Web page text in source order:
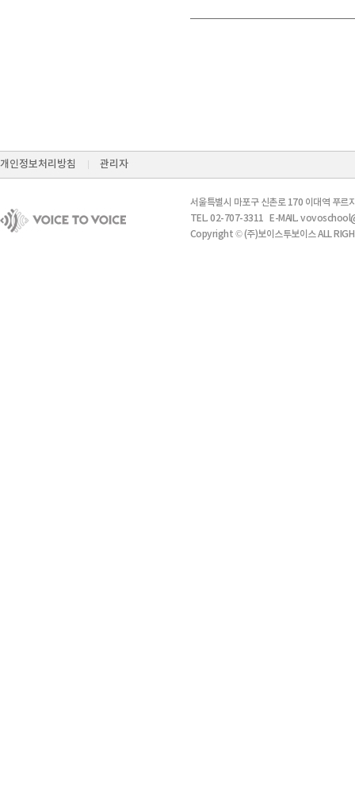
개인정보처리방침 관리자
서울특별시 마포구 신촌로 170 이대역 푸
TEL. 02-707-3311 E-MAIL.
Copyright © (주)보이스투보이스 ALL